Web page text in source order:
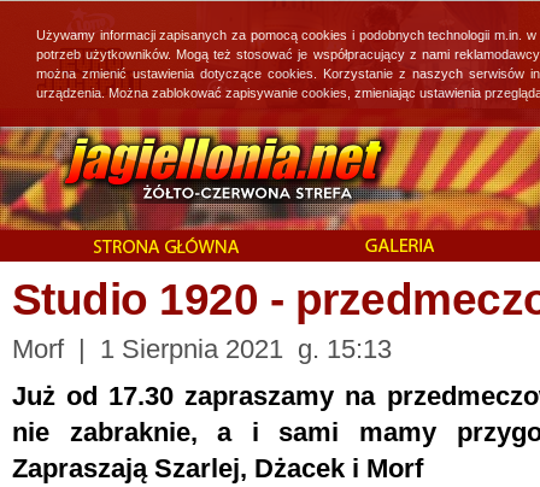
Studio 1920 -
Morf | 1 Sierpnia 2021 g. 15:13
Już od 17.30 zapraszamy na
nie zabraknie, a i sami mamy
Zapraszają Szarlej, Dżacek i Morf
Używamy informacji zapisanych za pomocą cookies i podobnych technologii
potrzeb użytkowników. Mogą też stosować je współpracujący z nami
można zmienić ustawienia dotyczące cookies. Korzystanie z naszych
urządzenia. Można zablokować zapisywanie cookies, zmieniając ustawienia